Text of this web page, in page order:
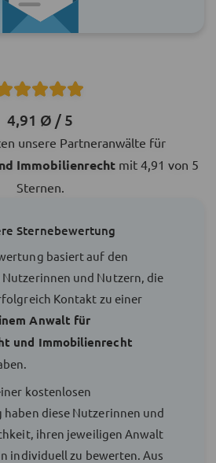
4,91 Ø / 5
unsere Partneranwälte für
Immobilienrechtmit 4,91 von 5
Sternen.
Sternebewertung
basiert auf den
und Nutzern, die
Kontakt zu einer
Anwalt für
und Immobilienrecht
kostenlosen
haben diese Nutzerinnen und
ihren jeweiligen Anwalt
individuell zu bewerten. Aus